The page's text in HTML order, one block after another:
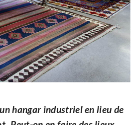
hangar industriel en lieu de